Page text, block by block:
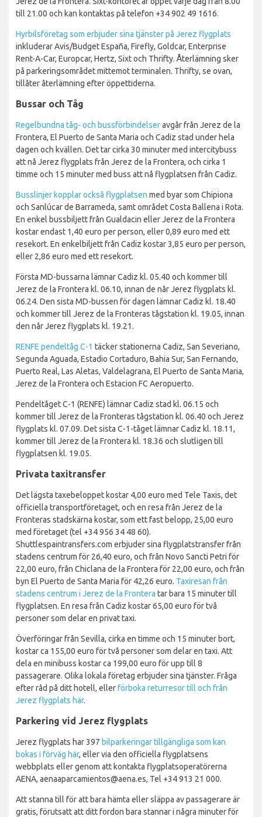
till 21.00 och kan kontaktas på telefon +34 902 49 1616.
Hyrbilsföretag som erbjuder sina tjänster på Jerez flygplats
inkluderar Avis/Budget España, Firefly, Goldcar, Enterprise
Rent-A-Car, Europcar, Hertz, Sixt och Thrifty. Återlämning sker
på parkeringsområdet mittemot terminalen. Thrifty, se ovan,
tillåter återlämning efter öppettiderna.
Bussar och Tåg
Regelbundna tåg- och bussförbindelseravgår från Jerez de la
Frontera, El Puerto de Santa Maria och Cadiz stad under hela
dagen och kvällen. Det tar cirka 30 minuter med intercitybuss
att nå Jerez flygplats från Jerez de la Frontera, och cirka 1
timme och 15 minuter med buss att nå flygplatsen från Cadiz.
Busslinjer kopplar också flygplatsen med byar som Chipiona
och Sanlúcar de Barrameda, samt området Costa Ballena i Rota.
En enkel bussbiljett från Gualdacin eller Jerez de la Frontera
kostar endast 1,40 euro per person, eller 0,89 euro med ett
resekort. En enkelbiljett från Cadiz kostar 3,85 euro per person,
eller 2,86 euro med ett resekort.
Första MD-bussarna lämnar Cadiz kl. 05.40 och kommer till
Jerez de la Frontera kl. 06.10, innan de når Jerez flygplats kl.
06.24. Den sista MD-bussen för dagen lämnar Cadiz kl. 18.40
och kommer till Jerez de la Fronteras tågstation kl. 19.05, innan
den når Jerez flygplats kl. 19.21.
RENFE pendeltåg C-1 täcker stationerna Cadiz, San Severiano,
Segunda Aguada, Estadio Cortaduro, Bahia Sur, San Fernando,
Puerto Real, Las Aletas, Valdelagrana, El Puerto de Santa Maria,
Jerez de la Frontera och Estacion FC Aeropuerto.
Pendeltåget C-1 (RENFE) lämnar Cadiz stad kl. 06.15 och
kommer till Jerez de la Fronteras tågstation kl. 06.40 och Jerez
flygplats kl. 07.09. Det sista C-1-tåget lämnar Cadiz kl. 18.11,
kommer till Jerez de la Frontera kl. 18.36 och slutligen till
flygplatsen kl. 19.05.
Privata taxitransfer
Det lägsta taxebeloppet kostar 4,00 euro med Tele Taxis, det
officiella transportföretaget, och en resa från Jerez de la
Fronteras stadskärna kostar, som ett fast belopp, 25,00 euro
med företaget (tel +34 956 34 48 60).
Shuttlespaintransfers.com erbjuder sina flygplatstransfer från
stadens centrum för 26,40 euro, och från Novo Sancti Petri för
22,00 euro, från Chiclana de la Frontera för 22,00 euro, och från
byn El Puerto de Santa Maria för 42,26 euro. Taxiresan från
stadens centrum i Jerez de la Frontera tar bara 15 minuter till
flygplatsen. En resa från Cadiz kostar 65,00 euro för två
personer som delar en privat taxi.
Överföringar från Sevilla, cirka en timme och 15 minuter bort,
kostar ca 155,00 euro för två personer som delar en taxi. Att
dela en minibuss kostar ca 199,00 euro för upp till 8
passagerare. Olika lokala företag erbjuder sina tjänster. Fråga
efter råd på ditt hotell, ellerförboka returresor till och från
Jerez flygplats här.
Parkering vid Jerez flygplats
Jerez flygplats har 397 bilparkeringar tillgängliga som kan
bokas i förväg här, eller via den officiella flygplatsens
webbplats eller genom att kontakta flygplatsoperatörerna
AENA, aenaaparcamientos@aena.es, Tel +34 913 21 000.
Att stanna till för att bara hämta eller släppa av passagerare är
gratis, förutsatt att ditt fordon bara stannar i några minuter för